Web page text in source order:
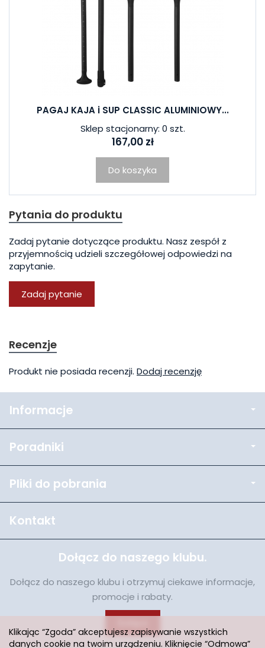
PAGAJ KAJA i SUP CLASSIC ALUMINIOWY...
Sklep stacjonarny: 0 szt.
167,00 zł
Do koszyka
Pytania do produktu
Zadaj pytanie dotyczące produktu. Nasz zespół z
przyjemnością udzieli szczegółowej odpowiedzi na
zapytanie.
Zadaj pytanie
Recenzje
Produkt nie posiada recenzji. Dodaj recenzję
Informacje
Poradniki
Pliki do pobrania
Kontakt
Dołącz do naszego klubu.
Dołącz do naszego klubu i otrzymuj ciekawe informacje,
promocje i rabaty.
Klikając “Zgoda” akceptujesz zapisywanie wszystkich
danych cookie na twoim urządzeniu. Kliknięcie “Odmowa”